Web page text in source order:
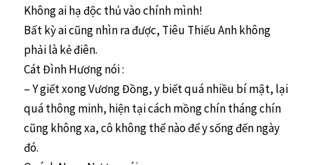
Không ai hạ độc thủ vào chính mình!
Bất kỳ ai cũng nhìn ra được, Tiêu Thiếu Anh không
phải là kẻ điên.
Cát Đình Hương nói :
– Y giết xong Vương Đồng, y biết quá nhiều bí mật, lại
quá thông minh, hiện tại cách mồng chín tháng chín
cũng không xa, cô không thể nào để y sống đến ngày
đó.